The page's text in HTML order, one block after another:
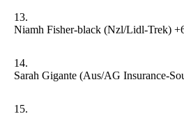
Niamh Fisher-black (Nzl/Lidl-Trek)
Sarah Gigante (Aus/AG Insurance-